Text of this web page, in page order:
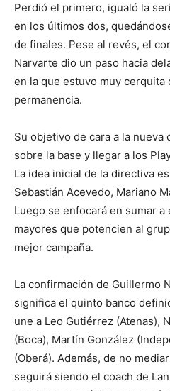
Perdió el primero, igualó la
en los últimos dos,
de finales. Pese al revés, el
Narvarte dio un paso hacia
en la que estuvo muy cerquita
permanencia.
Su objetivo de cara a la nueva
sobre la base y llegar a los
La idea inicial de la directiva
Sebastián Acevedo, Mariano
Luego se enfocará en sumar
mayores que potencien al
mejor campaña.
La confirmación de Guillermo
significa el quinto banco
une a Leo Gutiérrez (Atenas),
(Boca), Martín González
(Oberá). Además, de no
seguirá siendo el coach de